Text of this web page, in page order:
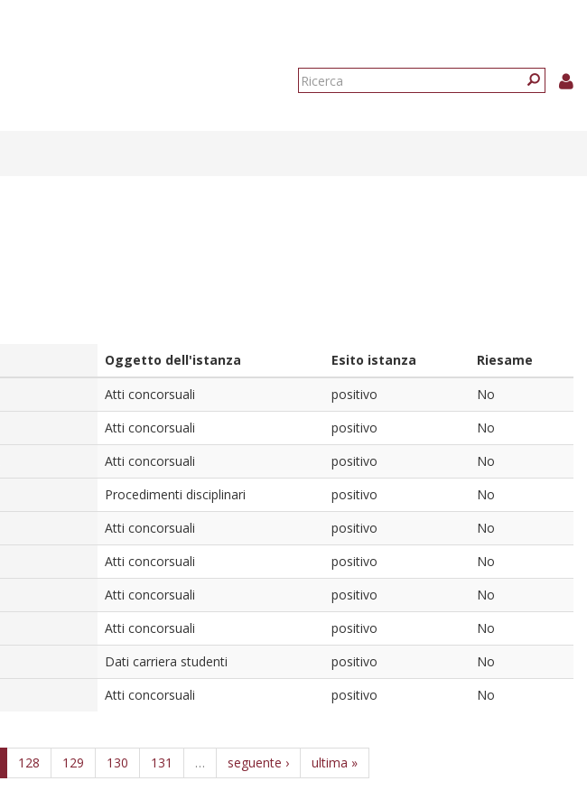
Form
Oggetto dell'istanza Esito istanza
Riesame
Atti concorsuali positivo
No
Atti concorsuali positivo
No
Atti concorsuali positivo
No
Procedimenti disciplinari positivo
No
Atti concorsuali positivo
No
Atti concorsuali positivo
No
Atti concorsuali positivo
No
Atti concorsuali positivo
No
Dati carriera studenti positivo
No
Atti concorsuali positivo No
128 129 130 131 … seguente › ultima »